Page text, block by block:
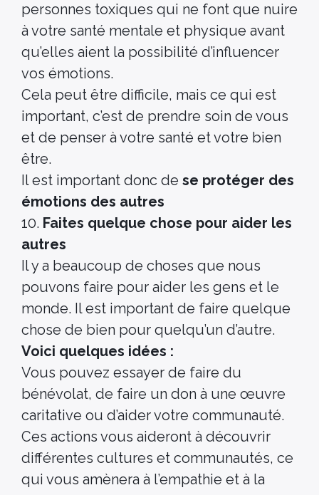
personnes toxiques qui ne font que nuire
à votre santé mentale et physique avant
qu’elles aient la possibilité d’influencer
vos émotions.
Cela peut être difficile, mais ce qui est
important, c’est de prendre soin de vous
et de penser à votre santé et votre bien
être.
Il est important donc de se protéger des
émotions des autres
10. Faites quelque chose pour aider les
autres
Il y a beaucoup de choses que nous
pouvons faire pour aider les gens et le
monde. Il est important de faire quelque
chose de bien pour quelqu’un d’autre.
Voici quelques idées :
Vous pouvez essayer de faire du
bénévolat, de faire un don à une œuvre
caritative ou d’aider votre communauté.
Ces actions vous aideront à découvrir
différentes cultures et communautés, ce
qui vous amènera à l’empathie et à la